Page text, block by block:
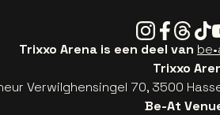
Instagram
Facebook
Trixxo Arena is een deel van
Trixxo
Verwilghensingel 70, 3500
Be-At